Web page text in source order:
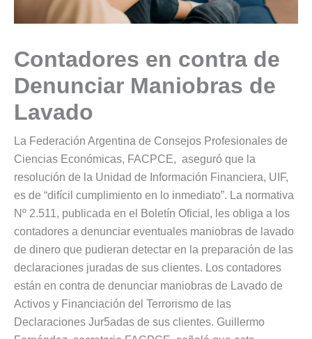
Contadores en contra de
Denunciar Maniobras de
Lavado
La Federación Argentina de Consejos Profesionales de
Ciencias Económicas, FACPCE, aseguró que la
resolución de la Unidad de Información Financiera, UIF,
es de “difícil cumplimiento en lo inmediato”. La normativa
Nº 2.511, publicada en el Boletín Oficial, les obliga a los
contadores a denunciar eventuales maniobras de lavado
de dinero que pudieran detectar en la preparación de las
declaraciones juradas de sus clientes. Los contadores
están en contra de denunciar maniobras de Lavado de
Activos y Financiación del Terrorismo de las
Declaraciones Jur5adas de sus clientes. Guillermo